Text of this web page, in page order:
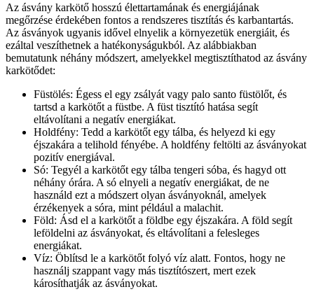
Az ásvány karkötő hosszú élettartamának és energiájának
megőrzése érdekében fontos a rendszeres tisztítás és karbantartás.
Az ásványok ugyanis idővel elnyelik a környezetük energiáit, és
ezáltal veszíthetnek a hatékonyságukból. Az alábbiakban
bemutatunk néhány módszert, amelyekkel megtisztíthatod az ásvány
karkötődet:
Füstölés: Égess el egy zsályát vagy palo santo füstölőt, és
tartsd a karkötőt a füstbe. A füst tisztító hatása segít
eltávolítani a negatív energiákat.
Holdfény: Tedd a karkötőt egy tálba, és helyezd ki egy
éjszakára a telihold fényébe. A holdfény feltölti az ásványokat
pozitív energiával.
Só: Tegyél a karkötőt egy tálba tengeri sóba, és hagyd ott
néhány órára. A só elnyeli a negatív energiákat, de ne
használd ezt a módszert olyan ásványoknál, amelyek
érzékenyek a sóra, mint például a malachit.
Föld: Ásd el a karkötőt a földbe egy éjszakára. A föld segít
leföldelni az ásványokat, és eltávolítani a felesleges
energiákat.
Víz: Öblítsd le a karkötőt folyó víz alatt. Fontos, hogy ne
használj szappant vagy más tisztítószert, mert ezek
károsíthatják az ásványokat.